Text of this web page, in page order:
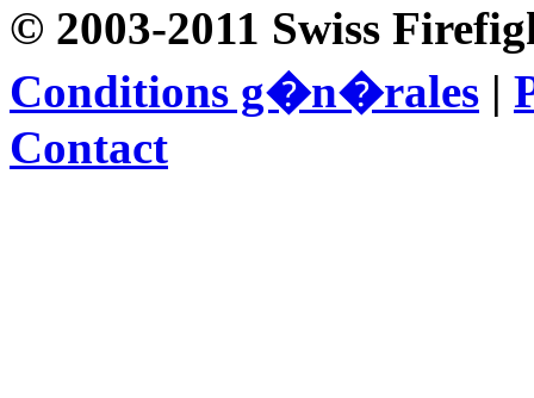
© 2003-2011 Swiss
Conditions g�n�rales |
Contact